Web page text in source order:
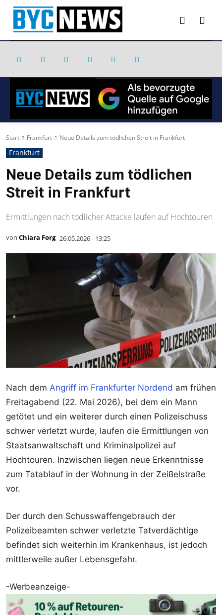
Start Frankfurt Neue Details zum tödlichen Streit in Frankfurt
Frankfurt
Neue Details zum tödlichen
Streit in Frankfurt
Ermittlungen nach tödlicher Attacke laufen auf Hochtouren
von Chiara Forg 26.05.2026 - 13:25
Nach dem Angriff im Frankfurter Nordend am frühen
Freitagabend (22. Mai 2026), bei dem ein Mann
getötet und ein weiterer durch einen Polizeischuss
schwer verletzt wurde, laufen die Ermittlungen von
Staatsanwaltschaft und Kriminalpolizei auf
Hochtouren. Inzwischen liegen neue Erkenntnisse
zum Tatablauf in der Wohnung in der Zeißelstraße
vor.
Der durch den Schusswaffengebrauch der
Polizeibeamten schwer verletzte Tatverdächtige
befindet sich weiterhin im Krankenhaus, ist jedoch
mittlerweile außer Lebensgefahr.
-Werbeanzeige-